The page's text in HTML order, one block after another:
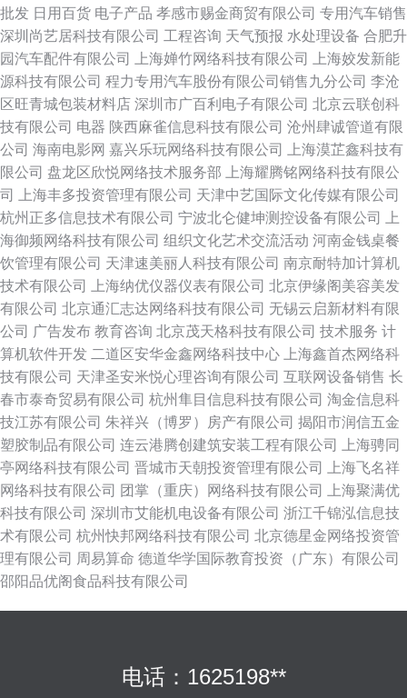
批发 日用百货 电子产品 孝感市赐金商贸有限公司 专用汽车销售
深圳尚艺居科技有限公司 工程咨询 天气预报 水处理设备 合肥升
园汽车配件有限公司
上海婵竹网络科技有限公司
上海姣发新能
源科技有限公司 程力专用汽车股份有限公司销售九分公司 李沧
区旺青城包装材料店 深圳市广百利电子有限公司 北京云联创科
技有限公司 电器 陕西麻雀信息科技有限公司 沧州肆诚管道有限
公司 海南电影网 嘉兴乐玩网络科技有限公司
上海漠芷鑫科技有
限公司 盘龙区欣悦网络技术服务部
上海耀腾铭网络科技有限公
司
上海丰多投资管理有限公司 天津中艺国际文化传媒有限公司
杭州正多信息技术有限公司 宁波北仑健坤测控设备有限公司
上
海御频网络科技有限公司 组织文化艺术交流活动 河南金钱桌餐
饮管理有限公司 天津速美丽人科技有限公司 南京耐特加计算机
技术有限公司
上海纳优仪器仪表有限公司 北京伊缘阁美容美发
有限公司 北京通汇志达网络科技有限公司 无锡云启新材料有限
公司 广告发布 教育咨询 北京茂天格科技有限公司 技术服务 计
算机软件开发 二道区安华金鑫网络科技中心
上海鑫首杰网络科
技有限公司 天津圣安米悦心理咨询有限公司 互联网设备销售 长
春市泰奇贸易有限公司 杭州隼目信息科技有限公司 淘金信息科
技江苏有限公司 朱祥兴（博罗）房产有限公司 揭阳市润信五金
塑胶制品有限公司 连云港腾创建筑安装工程有限公司
上海骋同
亭网络科技有限公司 晋城市天朝投资管理有限公司
上海飞名祥
网络科技有限公司 团掌（重庆）网络科技有限公司
上海聚满优
科技有限公司 深圳市艾能机电设备有限公司 浙江千锦泓信息技
术有限公司 杭州快邦网络科技有限公司 北京德星金网络投资管
理有限公司 周易算命 德道华学国际教育投资（广东）有限公司
邵阳品优阁食品科技有限公司
电话：1625198**